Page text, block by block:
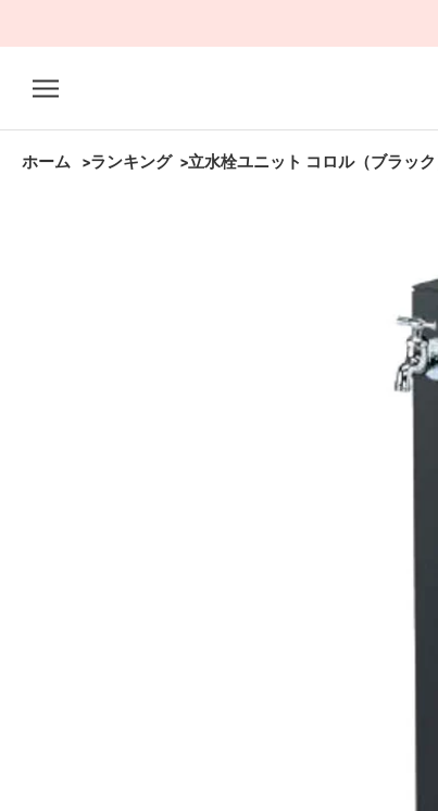
ホーム ランキング 立水栓ユニット コロル（ブラッ